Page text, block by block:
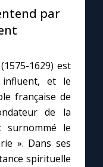
par
1629) est
influent, et le
française de
de la
surnommé le
». Dans ses
spirituelle